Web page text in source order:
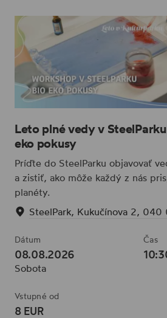
Leto plné vedy v
eko pokusy
Príďte do SteelParku objavovať
a zistiť, ako môže každý z nás
planéty.
SteelPark, Kukučínova 2, 040
Dátum
08.08.2026
Sobota
Čas
Vstupné od
8 EUR